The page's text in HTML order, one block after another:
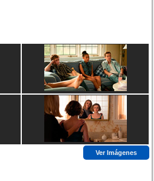
Ver Imágenes